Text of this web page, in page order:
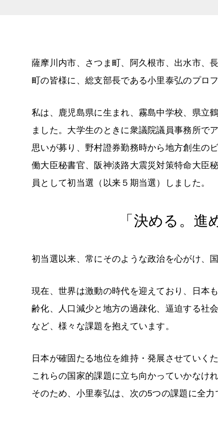
薩摩川内市、さつま町、阿久根市、出水市、
町の皆様に、総支部長である小里泰弘のプロ
私は、鹿児島県に生まれ、霧島中学校、県立
ました。大学生のときに衆議院議員事務所で
思いが募り、野村證券勤務時から地方創生の
働大臣秘書官、阪神淡路大震災対策特命大臣
員として初当選（以来５期当選）しました。
「決める。
初当選以来、常にそのような政治を心がけ、
現在、世界は激動の時代を迎えており、日本
齢化、人口減少と地方の過疎化、逼迫する社
など、様々な課題を抱えています。
日本が確固たる地位を維持・発展させていく
これらの国家的課題に立ち向かっていかなけ
そのため、小里泰弘は、次の5つの課題に全